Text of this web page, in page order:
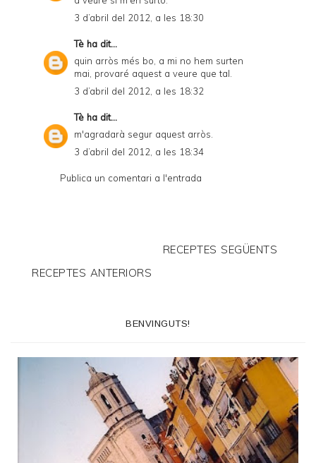
3 d’abril del 2012, a les 18:30
Tè ha dit...
quin arròs més bo, a mi no hem surten
mai, provaré aquest a veure que tal.
3 d’abril del 2012, a les 18:32
Tè ha dit...
m'agradarà segur aquest arròs.
3 d’abril del 2012, a les 18:34
Publica un comentari a l'entrada
RECEPTES SEGÜENTS
RECEPTES ANTERIORS
BENVINGUTS!